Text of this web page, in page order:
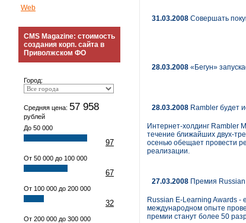
Web
CMS Magazine: стоимость
создания корп. сайта в
Приволжском ФО
Город:
Средняя цена: 57 958
рублей
До 50 000
97
От 50 000 до 100 000
67
От 100 000 до 200 000
32
От 200 000 до 300 000
31.03.2008 Совершать
28.03.2008 «Бегун»
28.03.2008 Rambler будет
Интернет-холдинг Rambler
течение ближайших двух-
осенью обещает провести
реализации.
27.03.2008 Премия
Russian E-Learning Awards -
международном опыте
премии станут более 50